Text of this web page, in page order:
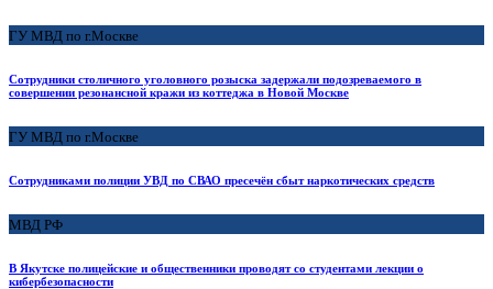
ГУ МВД по г.Москве
Сотрудники столичного уголовного розыска задержали подозреваемого в
совершении резонансной кражи из коттеджа в Новой Москве
ГУ МВД по г.Москве
Сотрудниками полиции УВД по СВАО пресечён сбыт наркотических средств
МВД РФ
В Якутске полицейские и общественники проводят со студентами лекции о
кибербезопасности